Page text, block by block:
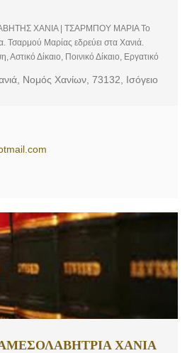
ΧΑΝΙΑ | ΤΣΑΡΜΠΟΥ ΜΑΡΙΑ Το
Τσαρμού Μαρίας εδρεύει στα Χανιά.
Αστικό Δίκαιο, Ποινικό Δίκαιο, Εργατικό
Νομός Χανίων, 73132, Ισόγειο
ΧΑΝΙΑ